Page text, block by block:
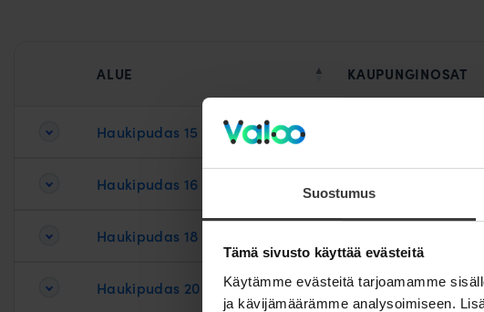
Suostumus
Tämä sivusto käyttää evästeitä
Käytämme evästeitä tarjoamamme
ja kävijämäärämme analysoimiseen.
ALUE KAUPUNGINOSAT
Haukipudas 15
Haukipudas 16
Haukipudas 18
Haukipudas 20 Viikki